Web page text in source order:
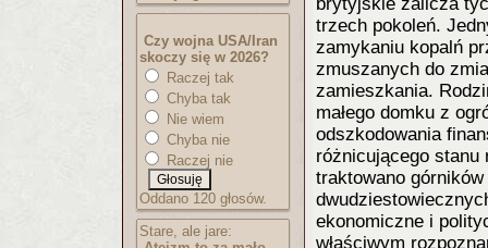
Czy wojna USA/Iran
skoczy się w 2026?
Raczej tak
Chyba tak
Nie wiem
Chyba nie
Raczej nie
Oddano 120 głosów.
Stare, ale jare:
trzech pokoleń.
zamykaniu kopalń
zmuszanych do
zamieszkania.
małego domku z
odszkodowania
różnicującego stanu
traktowano
ekonomiczne i
właściwym